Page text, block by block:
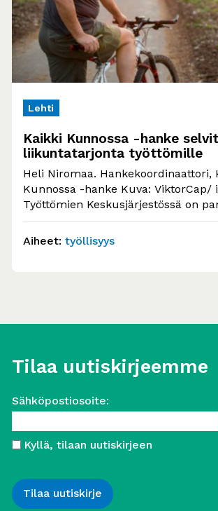
Lehti
Kaikki Kunnossa -hanke
liikuntatarjonta työttömille
Heli Niromaa. Hankekoordinaattori,
Kunnossa -hanke Kuva: ViktorCap/
Työttömien Keskusjärjestössä on
käynnissä opetus- ja
rahoitusta saanut Kaikki…
Aiheet: työllisyys
Tilaa uutiskirjeemme
Sähköpostiosoite:
Kyllä, tilaan uutiskirjeen